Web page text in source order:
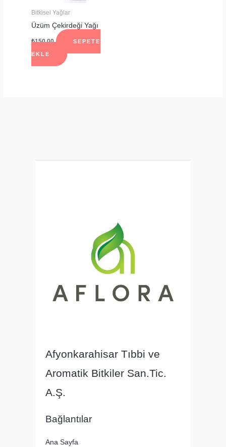
Bitkisel Yağlar
Üzüm Çekirdeği Yağı
₺150.00 SEPETE
EKLE
Afyonkarahisar Tıbbi ve
Aromatik Bitkiler San.Tic.
A.Ş.
Bağlantılar
Ana Sayfa